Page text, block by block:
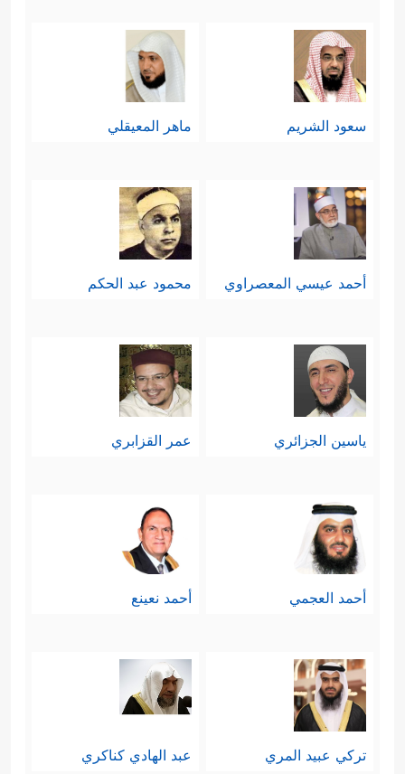
سعود الشريم ماهر المعيقلي
أحمد عيسي المعصراوي محمود عبد الحكم
ياسين الجزائري عمر القزابري
أحمد العجمي أحمد نعينع
تركي عبيد المري عبد الهادي كناكري